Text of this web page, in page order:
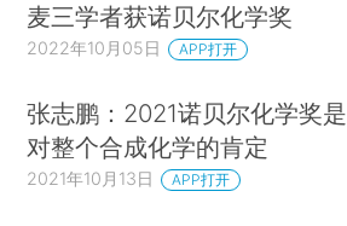
麦三学者获诺贝尔化学奖
2022年10月05日 APP打开
张志鹏：2021诺贝尔化学奖是
对整个合成化学的肯定
2021年10月13日 APP打开